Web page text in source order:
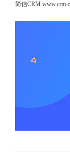
简信CRM